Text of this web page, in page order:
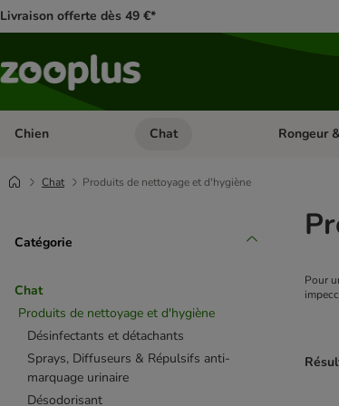
Livraison offerte dès 49 €*
Chien Dérouler les catégories: Chien
Chat Dérouler les
Rongeur
Chat Produits de nettoyage et d'hygiène
Catégorie
Chat
Produits de nettoyage et d'hygiène
Désinfectants et détachants
Sprays, Diffuseurs & Répulsifs anti-
marquage urinaire
Désodorisant
Pour